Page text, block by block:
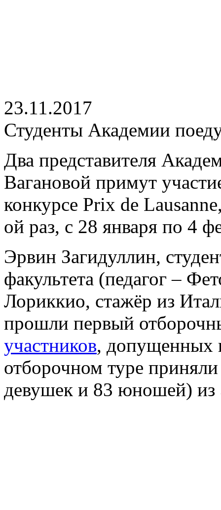
23.11.2017
Студенты Академии
Два представителя
Вагановой примут
конкурсе Prix de
ой раз, с 28 января по 4
Эрвин Загидуллин,
факультета (педагог –
Лориккио, стажёр из
прошли первый
участников, допущенных
отборочном туре
девушек и 83 юношей) из